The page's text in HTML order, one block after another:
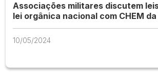
Associações militares discutem
lei orgânica nacional com CHEM da
10/05/2024